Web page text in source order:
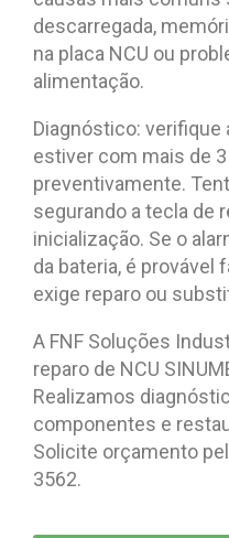
descarregada,
na placa NCU ou
alimentação.
Diagnóstico: verifique
estiver com mais de
preventivamente.
segurando a tecla de
inicialização. Se o
da bateria, é provável
exige reparo ou
A FNF Soluções
reparo de NCU
Realizamos
componentes e
Solicite orçamento
3562.